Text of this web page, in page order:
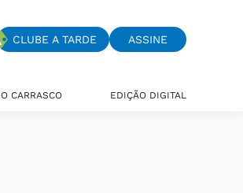
CLUBE A TARDE ASSINE
O CARRASCO EDIÇÃO DIGITAL